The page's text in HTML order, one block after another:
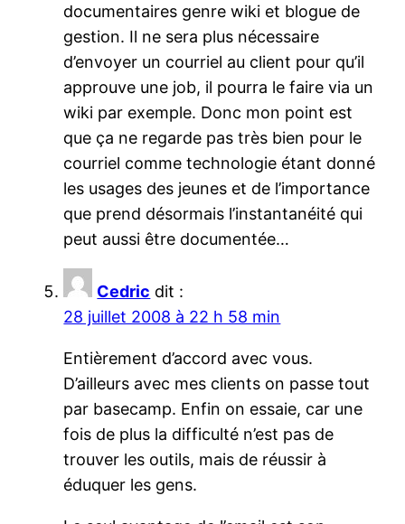
documentaires genre wiki et blogue de
gestion. Il ne sera plus nécessaire
d’envoyer un courriel au client pour qu’il
approuve une job, il pourra le faire via un
wiki par exemple. Donc mon point est
que ça ne regarde pas très bien pour le
courriel comme technologie étant donné
les usages des jeunes et de l’importance
que prend désormais l’instantanéité qui
peut aussi être documentée…
Cedric dit :
28 juillet 2008 à 22 h 58 min
Entièrement d’accord avec vous.
D’ailleurs avec mes clients on passe tout
par basecamp. Enfin on essaie, car une
fois de plus la difficulté n’est pas de
trouver les outils, mais de réussir à
éduquer les gens.